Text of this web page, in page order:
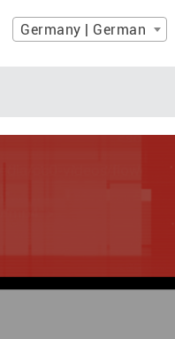
Germany | German